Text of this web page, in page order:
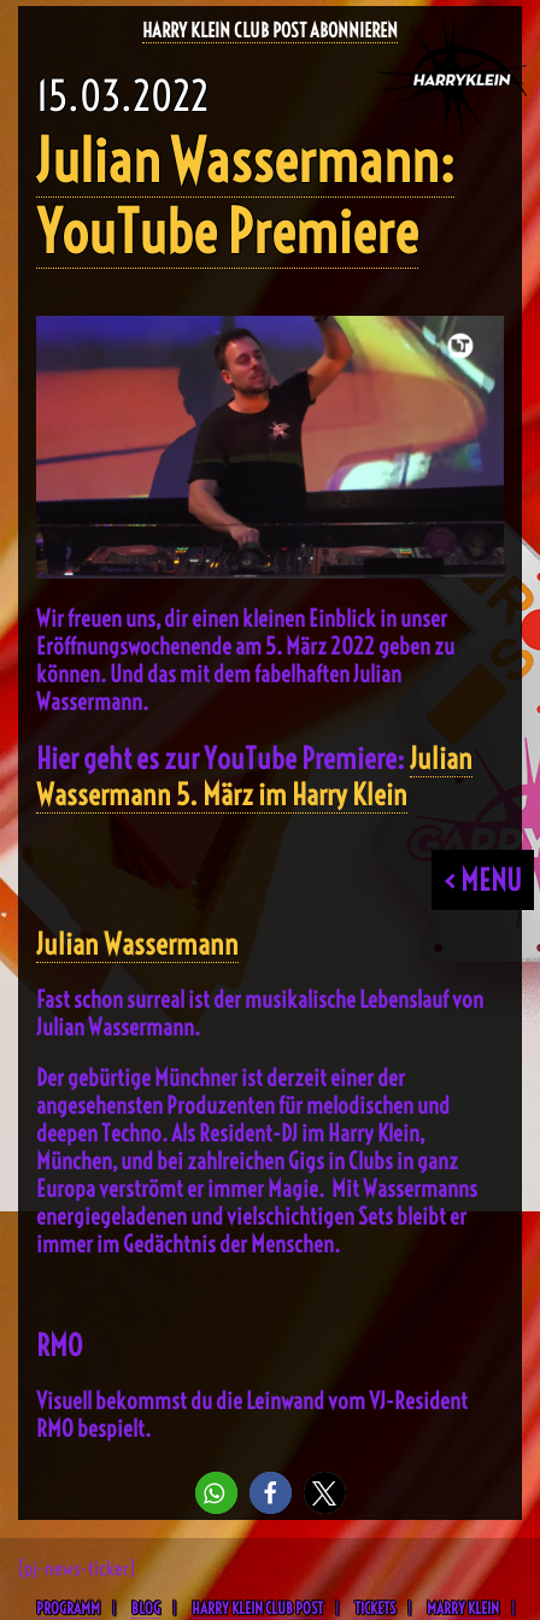
HARRY KLEIN CLUB POST ABONNIEREN
< MENU
15.03.2022
Julian Wassermann:
YouTube Premiere
Wir freuen uns, dir einen kleinen Einblick in unser
Eröffnungswochenende am 5. März 2022 geben zu
können. Und das mit dem fabelhaften Julian
Wassermann.
Hier geht es zur YouTube Premiere:Julian
Wassermann 5. März im Harry Klein
Julian Wassermann
Fast schon surreal ist der musikalische Lebenslauf von
Julian Wassermann.
Der gebürtige Münchner ist derzeit einer der
angesehensten Produzenten für melodischen und
deepen Techno. Als Resident-DJ im Harry Klein,
München, und bei zahlreichen Gigs in Clubs in ganz
Europa verströmt er immer Magie. Mit Wassermanns
energiegeladenen und vielschichtigen Sets bleibt er
immer im Gedächtnis der Menschen.
RMO
Visuell bekommst du die Leinwand vom VJ-Resident
RMO bespielt.
[pj-news-ticker]
PROGRAMM BLOG HARRY KLEIN CLUB POST TICKETS
MARRY KLEIN